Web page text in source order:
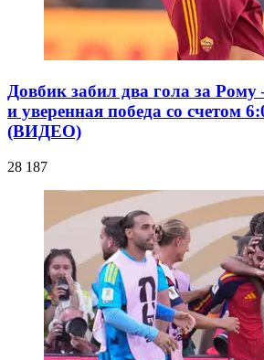
Довбик забил два гола за
и уверенная победа со счетом
(ВИДЕО)
28 187